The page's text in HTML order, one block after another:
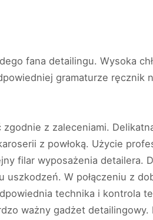
fana detailingu. Wysoka
gramaturze ręcznik
z zaleceniami.
z powłoką. Użycie
filar wyposażenia detailera.
W połączeniu z
technika i kontrola
ważny gadżet detailingowy.